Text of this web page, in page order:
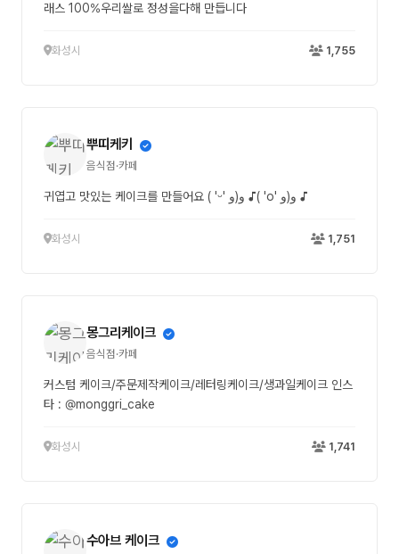
래스 100%우리쌀로 정성을다해 만듭니다
화성시 1,755
뿌띠케키
음식점·카페
화성시 1,751
몽그리케이크
음식점·카페
커스텀 케이크/주문제작케이크/레터링케이크/생과일케이크 인스
타 : @monggri_cake
화성시 1,741
수아브 케이크